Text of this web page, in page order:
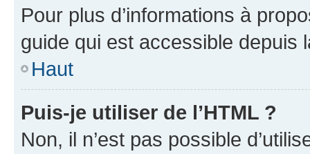
Pour plus d’informations à
guide qui est accessible depuis
Haut
Puis-je utiliser de l’HTML ?
Non, il n’est pas possible